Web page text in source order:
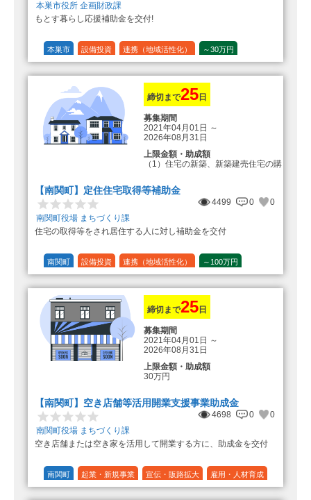
本巣市役所 企画財政課
もとす暮らし応援補助金を交付!
本巣市 設備投資 連携（地域活性化） ～30万円
締切まで25 日
募集期間
2021年04月01日 ～
2026年08月31日
上限金額・助成額
（1）住宅の新築、新築建売住宅の購
登録事業者利用の場合25万円加
算（50万円＋25万円加算＝75万円）
算（25万円＋25万円加算＝50万円）
（3）住宅リフォーム 経費の20％
の額（限度額50万円）
（最大で50万円＋25万円加算＝75万
【南関町】定住住宅取得等補助金
4499 0
0
南関町役場 まちづくり課
住宅の取得等をされ居住する人に対し補助金を交付
南関町 設備投資 連携（地域活性化） ～100万円
締切まで25 日
募集期間
2021年04月01日 ～
2026年08月31日
上限金額・助成額
30万円
【南関町】空き店舗等活用開業支援事業助成金
4698 0
0
南関町役場 まちづくり課
空き店舗または空き家を活用して開業する方に、助成金を交付
南関町 起業・新規事業 宣伝・販路拡大 雇用・人材育成